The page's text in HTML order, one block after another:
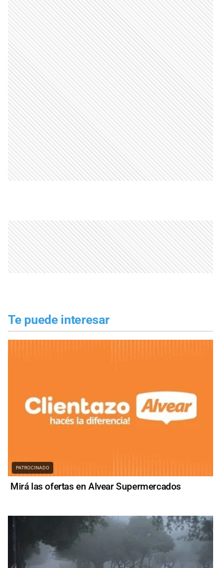
Te puede interesar
PATROCINADO
Mirá las ofertas en Alvear Supermercados